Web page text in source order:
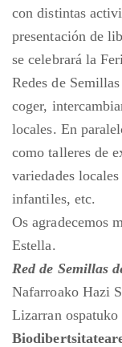
con distintas
presentación de
secelebrará la
Redes de
coger,
locales. En
comotalleres de
variedades locales
infantiles, etc.
Os agradecemos
Estella.
Red de Semillas
Nafarroako Hazi
Lizarran ospatuko